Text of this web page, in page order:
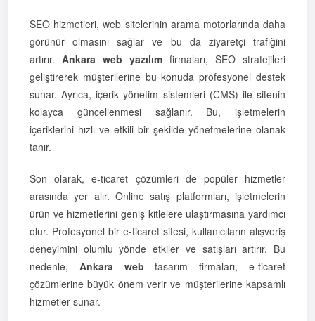
SEO hizmetleri, web sitelerinin arama motorlarında daha
görünür olmasını sağlar ve bu da ziyaretçi trafiğini
artırır. Ankara web yazılım firmaları, SEO stratejileri
geliştirerek müşterilerine bu konuda profesyonel destek
sunar. Ayrıca, içerik yönetim sistemleri (CMS) ile sitenin
kolayca güncellenmesi sağlanır. Bu, işletmelerin
içeriklerini hızlı ve etkili bir şekilde yönetmelerine olanak
tanır.
Son olarak, e-ticaret çözümleri de popüler hizmetler
arasında yer alır. Online satış platformları, işletmelerin
ürün ve hizmetlerini geniş kitlelere ulaştırmasına yardımcı
olur. Profesyonel bir e-ticaret sitesi, kullanıcıların alışveriş
deneyimini olumlu yönde etkiler ve satışları artırır. Bu
nedenle, Ankara web tasarım firmaları, e-ticaret
çözümlerine büyük önem verir ve müşterilerine kapsamlı
hizmetler sunar.